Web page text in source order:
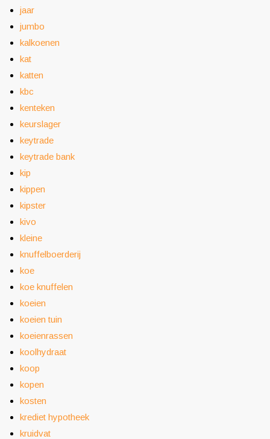
jaar
jumbo
kalkoenen
kat
katten
kbc
kenteken
keurslager
keytrade
keytrade bank
kip
kippen
kipster
kivo
kleine
knuffelboerderij
koe
koe knuffelen
koeien
koeien tuin
koeienrassen
koolhydraat
koop
kopen
kosten
krediet hypotheek
kruidvat